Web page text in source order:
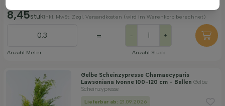
8,45stukInkl. MwSt. Zzgl. Versandkosten (wird im Warenkorb berechnet)
Anzahl Meter
= - +
Anzahl Stück
Gelbe Scheinzypresse Chamaecyparis
Lawsoniana Ivonne 100-120 cm - Ballen Gelbe
Scheinzypresse
Lieferbar ab: 21.09.2026